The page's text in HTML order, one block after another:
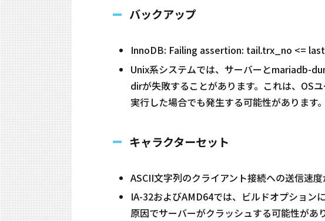
バックアップ
InnoDB: Failing assertion: tail.trx_no <=
Unix系システムでは、サーバーとmariadb-
dirが失敗することがあります。これは、OS
実行した場合でも発生する可能性があります
キャラクターセット
ASCII文字列のクライアント接続への送信速
IA-32およびAMD64では、ビルドオプション
原因でサーバーがクラッシュする可能性があ